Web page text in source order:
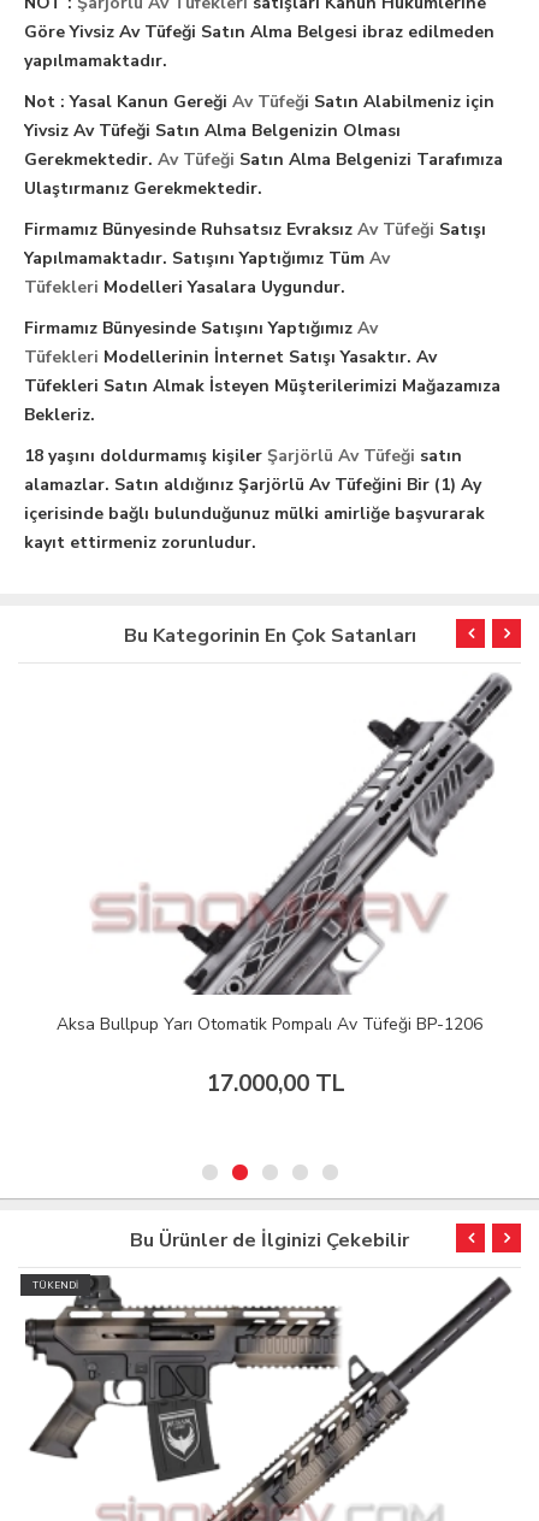
Göre Yivsiz Av Tüfeği Satın Alma Belgesi ibraz edilmeden
yapılmamaktadır.
Not : Yasal Kanun Gereği Av Tüfeği Satın Alabilmeniz için
Yivsiz Av Tüfeği Satın Alma Belgenizin Olması
Gerekmektedir. Av Tüfeği Satın Alma Belgenizi Tarafımıza
Ulaştırmanız Gerekmektedir.
Firmamız Bünyesinde Ruhsatsız Evraksız Av Tüfeği Satışı
Yapılmamaktadır. Satışını Yaptığımız Tüm Av
Tüfekleri Modelleri Yasalara Uygundur.
Firmamız Bünyesinde Satışını Yaptığımız Av
Tüfekleri Modellerinin İnternet Satışı Yasaktır. Av
Tüfekleri Satın Almak İsteyen Müşterilerimizi Mağazamıza
Bekleriz.
18 yaşını doldurmamış kişiler Şarjörlü Av Tüfeği satın
alamazlar. Satın aldığınız Şarjörlü Av Tüfeğini Bir (1) Ay
içerisinde bağlı bulunduğunuz mülki amirliğe başvurarak
kayıt ettirmeniz zorunludur.
Bu Kategorinin En Çok Satanları
Aksa Bullpup Yarı Otomatik Pompalı Av Tüfeği BP-1206
17.000,00 TL
Bu Ürünler de İlginizi Çekebilir
TÜKENDİ